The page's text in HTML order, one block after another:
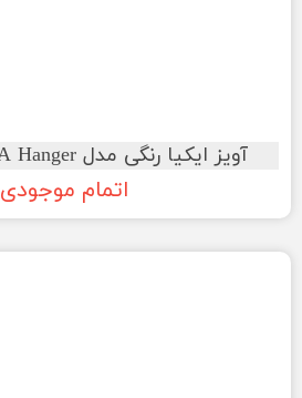
آویز ایکیا رنگی مدل LOSJON IKEA Hanger
اتمام موجودی